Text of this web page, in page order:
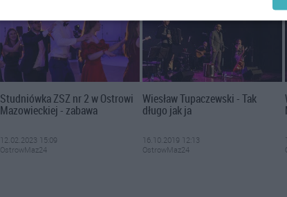
Studniówka ZSZ nr 2 w Ostrowi
Mazowieckiej - zabawa
12.02.2023 15:09
OstrowMaz24
Wiesław Tupaczewski - Tak
długo jak ja
16.10.2019 12:13
OstrowMaz24